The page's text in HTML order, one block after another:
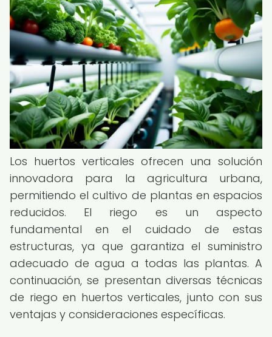
Los huertos verticales ofrecen una solución
innovadora para la agricultura urbana,
permitiendo el cultivo de plantas en espacios
reducidos. El riego es un aspecto
fundamental en el cuidado de estas
estructuras, ya que garantiza el suministro
adecuado de agua a todas las plantas. A
continuación, se presentan diversas técnicas
de riego en huertos verticales, junto con sus
ventajas y consideraciones específicas.